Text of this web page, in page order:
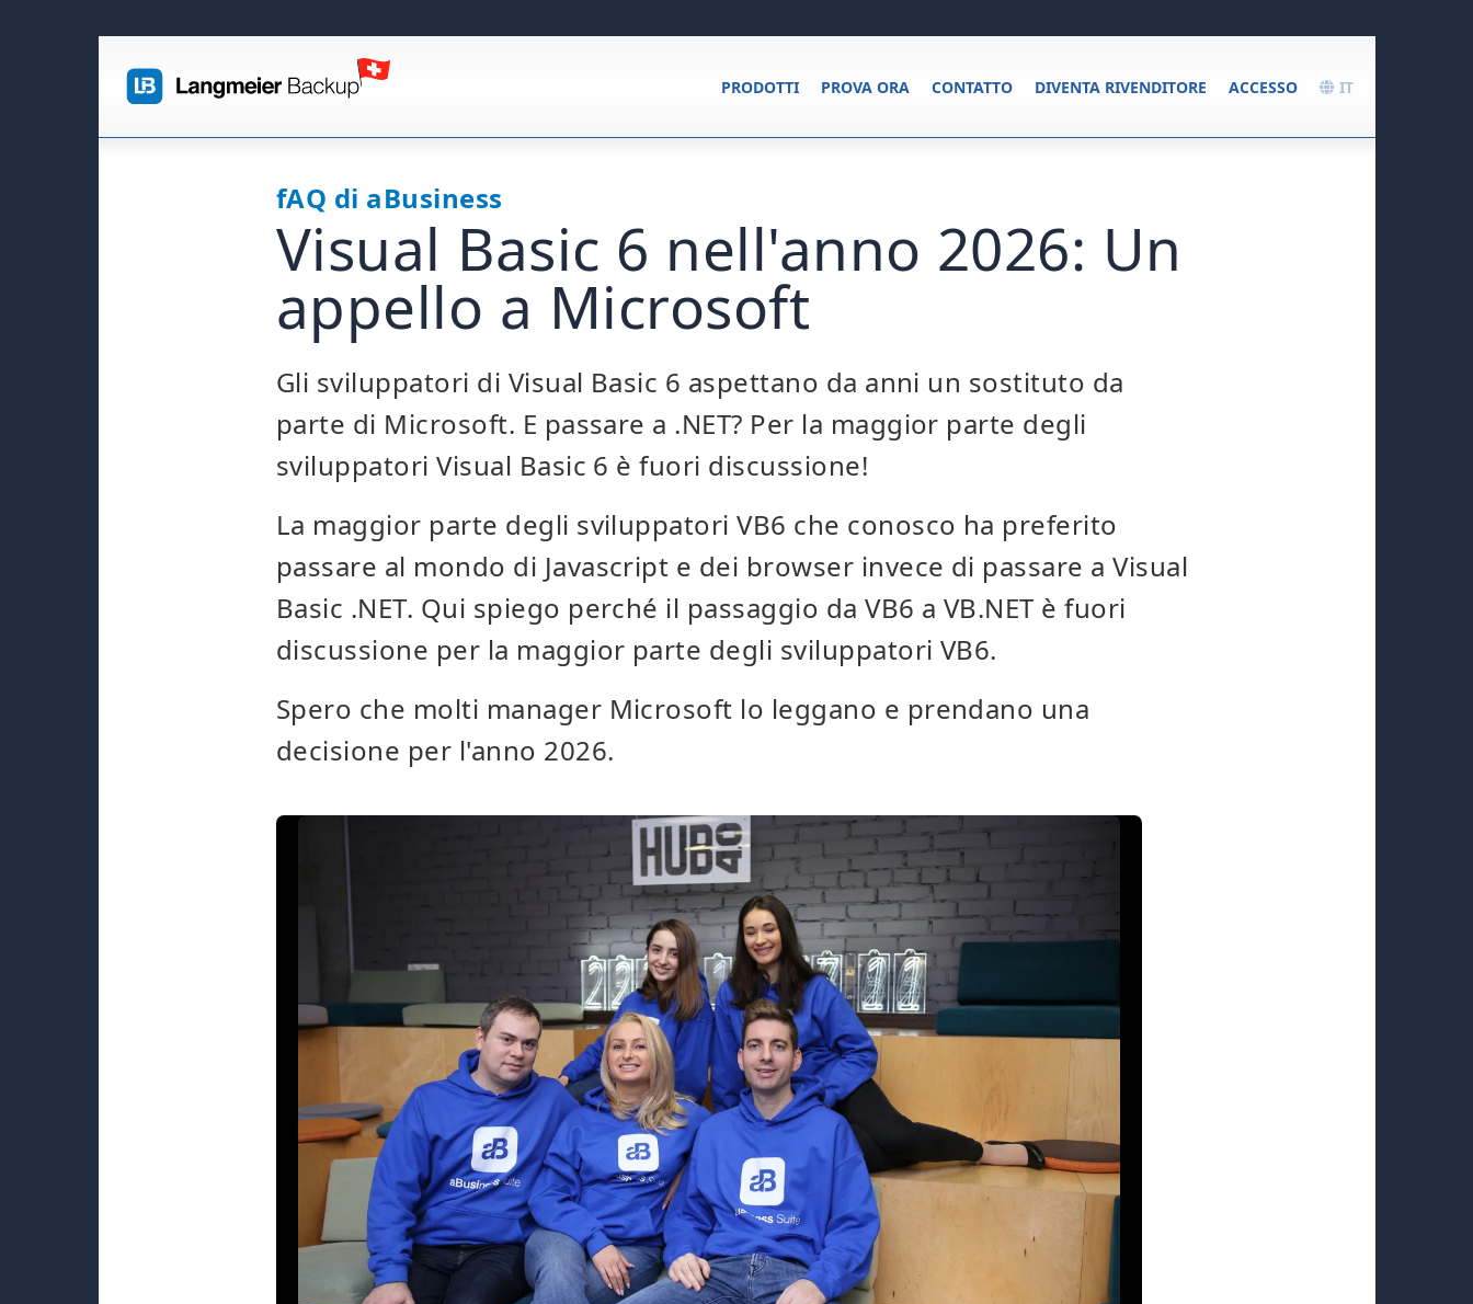
IT
ACCESSO
DIVENTA RIVENDITORE
CONTATTO
PROVA ORA
PRODOTTI
fAQ di aBusiness
Visual Basic 6 nell'anno 2026: Un
appello a Microsoft
Gli sviluppatori di Visual Basic 6 aspettano da anni un sostituto da
parte di Microsoft. E passare a .NET? Per la maggior parte degli
sviluppatori Visual Basic 6 è fuori discussione!
La maggior parte degli sviluppatori VB6 che conosco ha preferito
passare al mondo di Javascript e dei browser invece di passare a Visual
Basic .NET. Qui spiego perché il passaggio da VB6 a VB.NET è fuori
discussione per la maggior parte degli sviluppatori VB6.
Spero che molti manager Microsoft lo leggano e prendano una
decisione per l'anno 2026.